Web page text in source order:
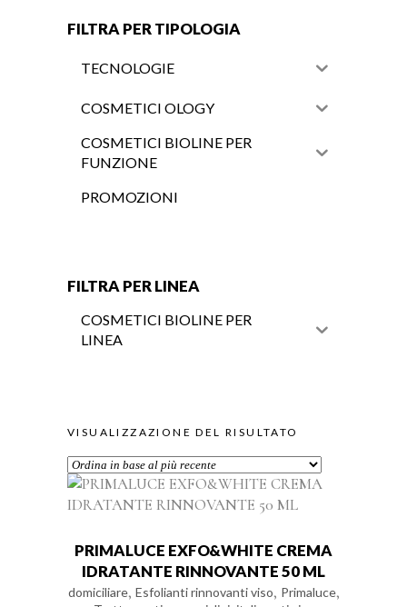
VISUALIZZAZIONE DEL RISULTATO
PRIMALUCE EXFO&WHITE CREMA
IDRATANTE RINNOVANTE 50 ML
domiciliare, Esfolianti rinnovanti viso, Primaluce,
FILTRA PER TIPOLOGIA
TECNOLOGIE
COSMETICI OLOGY
COSMETICI BIOLINE PER
FUNZIONE
PROMOZIONI
FILTRA PER LINEA
COSMETICI BIOLINE PER
LINEA